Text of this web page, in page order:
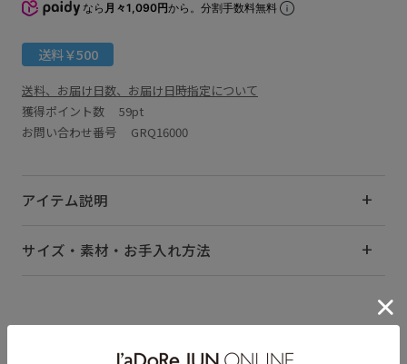
なら 月々1,090円から。分割手数料無料
送料￥500
送料、お届け日数、お届け日時指定について
獲得ポイント数 59pt
お問い合わせ番号 GRQ16000
アイテム説明
サイズ・素材・お手入れ方法